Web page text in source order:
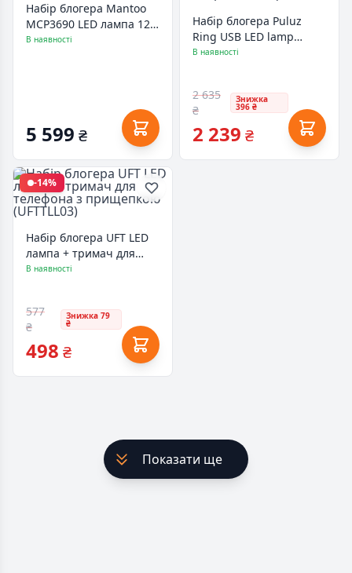
Набір блогера Mantoo
MCP3690 LED лампа 12"
+ штатив (MCP3690)
В наявності
5 599 ₴
Набір блогера Puluz
Ring USB LED lamp
PKT3068B 11.8" + tripod
В наявності
2 635
₴
Знижка
396 ₴
2 239 ₴
-14%
Набір блогера UFT LED
лампа + тримач для
телефона з прищепкою
В наявності
577
₴
Знижка 79
₴
498 ₴
Показати ще